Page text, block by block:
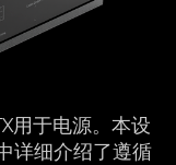
用于电源。本设
详细介绍了遵循